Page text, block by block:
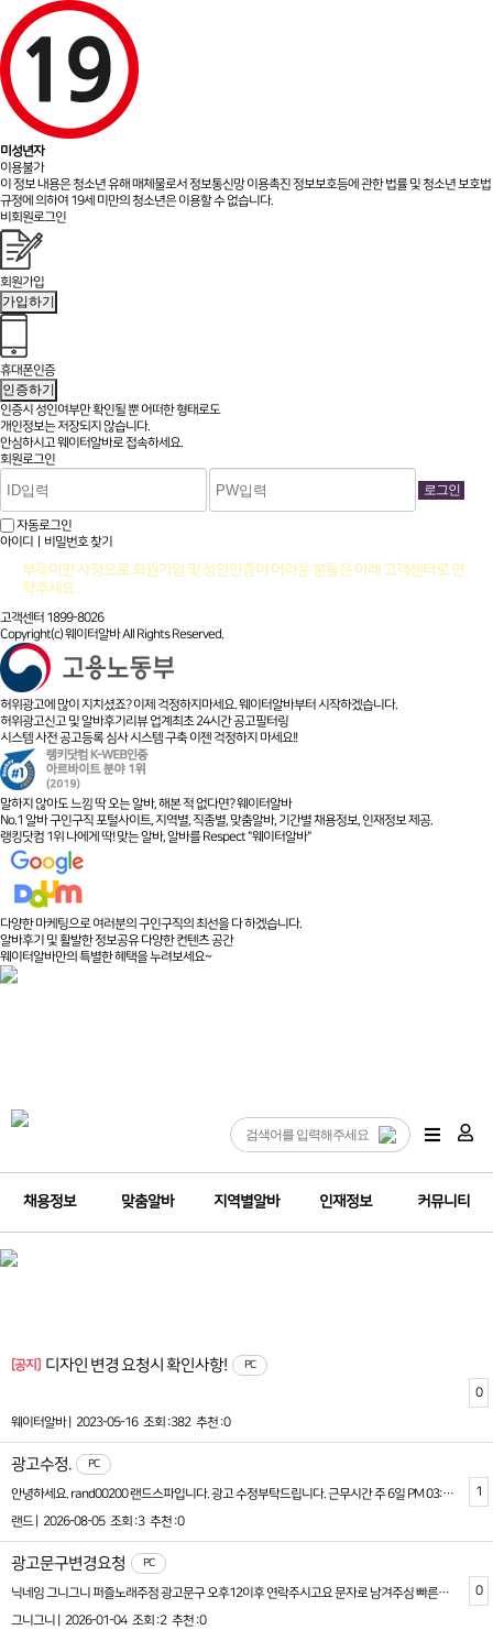
미성년자
이용불가
이 정보 내용은 청소년 유해 매체물로서 정보통신망 이용촉진 정보보호등에 관한 법률 및 청소년 보호법
규정에 의하여 19세 미만의 청소년은 이용할 수 없습니다.
비회원로그인
회원가입
가입하기
휴대폰인증
인증하기
인증시 성인여부만 확인될 뿐어떠한 형태로도
개인정보는 저장되지 않습니다.
안심하시고 웨이터알바로 접속하세요.
회원로그인
자동로그인
아이디ㅣ비밀번호 찾기
부득이한 사정으로 회원가입 및 성인인증이 어려운 분들은 아래 고객센터로 연
락주세요
고객센터 1899-8026
Copyright(c) 웨이터알바 All Rights Reserved.
허위광고에 많이 지치셨죠? 이제 걱정하지마세요. 웨이터알바부터 시작하겠습니다.
허위광고신고 및 알바후기리뷰 업계최초 24시간 공고필터링
시스템 사전 공고등록 심사 시스템 구축 이젠 걱정하지 마세요!!
말하지 않아도 느낌 딱 오는 알바, 해본 적 없다면? 웨이터알바
No.1 알바 구인구직 포털사이트, 지역별, 직종별, 맞춤알바, 기간별 채용정보, 인재정보 제공.
랭킹닷컴 1위 나에게 딱! 맞는 알바, 알바를 Respect "웨이터알바"
다양한 마케팅으로 여러분의 구인구직의 최선을 다 하겠습니다.
알바후기 및 활발한 정보공유 다양한 컨텐츠 공간
웨이터알바만의 특별한 혜택을 누려보세요~
채용정보 맞춤알바 지역별알바 인재정보 커뮤니티
[공지] 디자인 변경 요청시 확인사항! PC
웨이터알바 | 2023-05-16 조회 :382 추천 :0
0
광고수정. PC
안녕하세요. rand00200 랜드스파입니다. 광고 수정부탁드립니다. 근무시간 주 6일 PM 03:00 ~ AM 01:00 10시간근무 급여 280+@ 이렇게 변경부탁드립니다.
랜드 |
2026-08-05 조회 :3 추천 :0
1
광고문구변경요청 PC
닉네임 그니그니 퍼즐노래주점 광고문구 오후12이후 연락주시고요 문자로 남겨주심 빠른시간에 답변 해드릴께요 월수입은 5백에서6백정도 찍고요 더 직을때도 있어요 운전할수있고 군필자면 좋을것 같아요 초보자도 환영 경험자뎐 더 좋쿠요 오래오래 가족같이 지내실분 환영합니당^^
그니그니 |
2026-01-04 조회 :2 추천 :0
0